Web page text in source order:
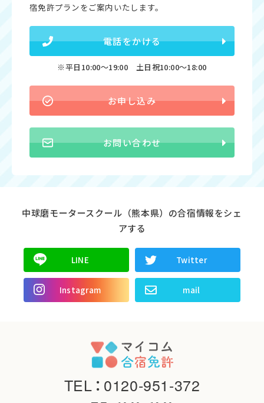
宿免許プランをご案内いたします。
電話をかける
※平日10:00〜19:00 土日祝10:00〜18:00
お申し込み
お問い合わせ
中球磨モータースクール（熊本県）の合宿情報をシェ
アする
LINE Twitter
Instagram mail
TEL：0120-951-372